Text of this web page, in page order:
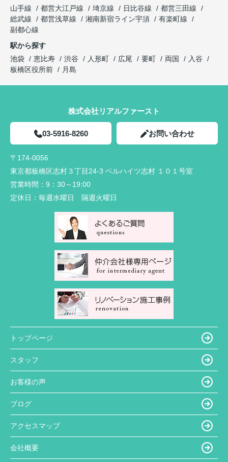
山手線
都営大江戸線 埼京線 日比谷線
都営三田線
総武線
都営浅草線 湘南新宿ライン宇須
有楽町線
副都心線
駅から探す
池袋
恵比寿 渋谷 人形町 広尾 要町 両国
入谷
板橋区役所前
月島
株式会社リアルファースト
03-5916-8260 お問い合わせ
〒174-0056
東京都板橋区志村３丁目24-3 ベルハイツ志村 １０１号室
営業時間： 9：30～19:00
定休日： 毎週水曜日 隔週火曜日
トップページ
スタッフ
お客様の声
ブログ
アクセスマップ
会社概要